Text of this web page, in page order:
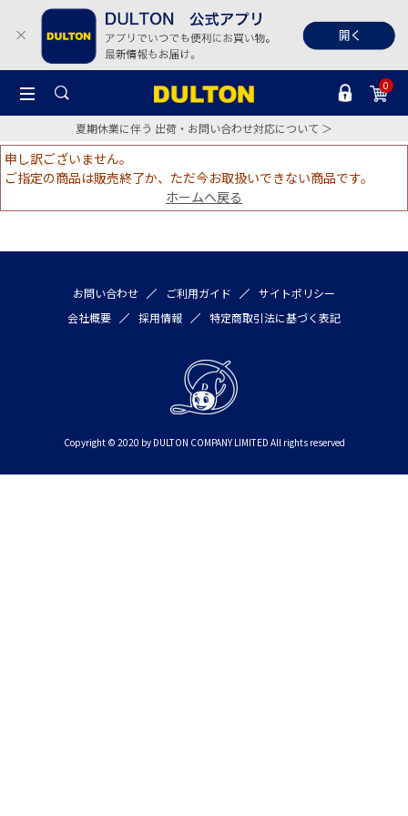
0
夏期休業に伴う 出荷・お問い合わせ対応について ＞
申し訳ございません。
ご指定の商品は販売終了か、ただ今お取扱いできない商品です。
ホームへ戻る
お問い合わせ ご利用ガイド
サイトポリシー
会社概要
採用情報 特定商取引法に基づく表記
Copyright © 2020 by DULTON COMPANY LIMITED All rights reserved